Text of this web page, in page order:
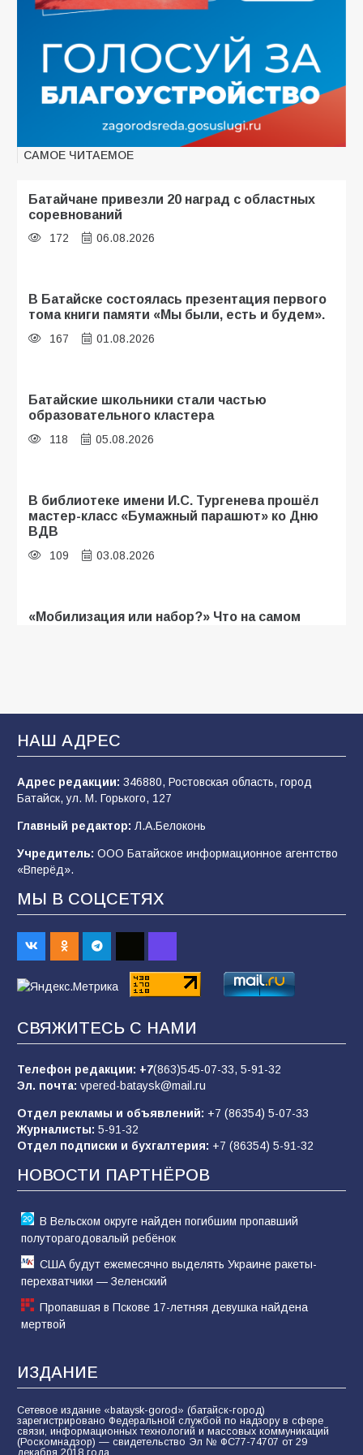
САМОЕ ЧИТАЕМОЕ
Батайчане привезли 20 наград с областных
соревнований
172 06.08.2026
В Батайске состоялась презентация первого
тома книги памяти «Мы были, есть и будем».
167 01.08.2026
Батайские школьники стали частью
образовательного кластера
118 05.08.2026
В библиотеке имени И.С. Тургенева прошёл
мастер-класс «Бумажный парашют» ко Дню
ВДВ
109 03.08.2026
«Мобилизация или набор?» Что на самом
В Батайске продолжаются дорожные работы
106 04.08.2026
после выборов: в Госдуме дали ответ
105 06.08.2026
В детском саду № 35 дети освоили
строительные профессии в ходе
спортивного праздника
07.08.2026
«Слухами Москву не возьмёшь»: почему
заявления Киева о мобилизации — это
отчаяние, а не разведка
83 02.08.2026
Батайчане вышли в финал Всероссийского
конкурса «Большая перемена»
61 04.08.2026
НАШ АДРЕС
Адрес редакции: 346880, Ростовская область, город
Батайск, ул. М. Горького, 127
Главный редактор: Л.А.Белоконь
Учредитель: ООО Батайское информационное агентство
«Вперёд».
МЫ В СОЦСЕТЯХ
СВЯЖИТЕСЬ С НАМИ
Телефон редакции: +7(863)545-07-33, 5-91-32
Эл. почта: vpered-bataysk@mail.ru
Отдел рекламы и объявлений: +7 (86354) 5-07-33
Журналисты: 5-91-32
Отдел подписки и бухгалтерия: +7 (86354) 5-91-32
НОВОСТИ ПАРТНЁРОВ
В Вельском округе найден погибшим пропавший
полуторагодовалый ребёнок
США будут ежемесячно выделять Украине ракеты-
перехватчики — Зеленский
Пропавшая в Пскове 17-летняя девушка найдена
мертвой
ИЗДАНИЕ
Сетевое издание «bataysk-gorod» (батайск-город)
зарегистрировано Федеральной службой по надзору в сфере
связи, информационных технологий и массовых коммуникаций
(Роскомнадзор) — свидетельство Эл № ФС77-74707 от 29
декабря 2018 года.